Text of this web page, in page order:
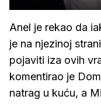
Anel je rekao da
je na njezinoj
pojaviti iza ovih
komentirao je
natrag u kuću, a